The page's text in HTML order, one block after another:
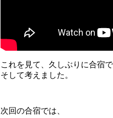
これを見て、久しぶりに合宿
そして考えました。
次回の合宿では、